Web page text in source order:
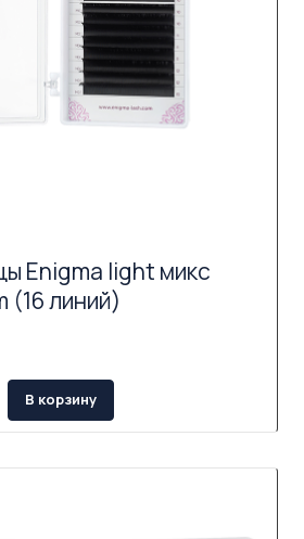
Enigma light микс
(16 линий)
В корзину